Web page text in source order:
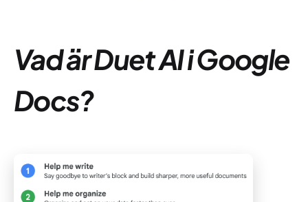
Vad är Duet AI i Google
Docs?